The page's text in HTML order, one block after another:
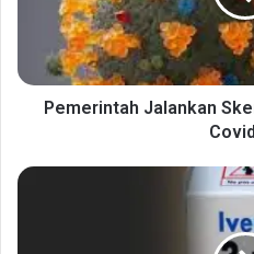
Covid-
Pemerintah Jalankan
BPOM